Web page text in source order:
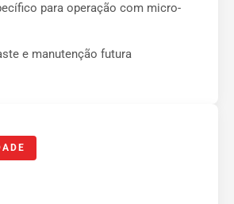
para operação com micro-
e manutenção futura